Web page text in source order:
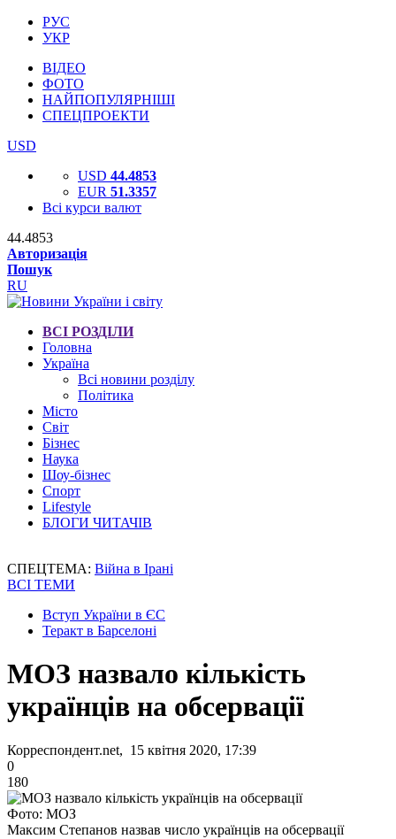
РУС
УКР
ВІДЕО
ФОТО
НАЙПОПУЛЯРНІШІ
СПЕЦПРОЕКТИ
USD
USD 44.4853
EUR 51.3357
Всі курси валют
44.4853
Авторизація
Пошук
RU
ВСІ РОЗДІЛИ
Головна
Україна
Всі новини розділу
Політика
Місто
Світ
Бізнес
Наука
Шоу-бізнес
Спорт
Lifestyle
БЛОГИ ЧИТАЧІВ
СПЕЦТЕМА: Війна в Ірані
ВСІ ТЕМИ
Вступ України в ЄС
Теракт в Барселоні
МОЗ назвало кількість
українців на обсервації
Корреспондент.net, 15 квітня 2020, 17:39
0
180
Фото: МОЗ
Максим Степанов назвав число українців на обсервації